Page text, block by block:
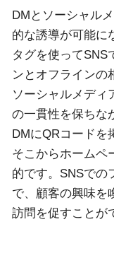
DMとソーシャル
的な誘導が可能に
タグを使ってSNS
ンとオフラインの
ソーシャルメディ
の一貫性を保ちな
DMにQRコードを
そこからホームペ
的です。SNSでの
で、顧客の興味を
訪問を促すことが